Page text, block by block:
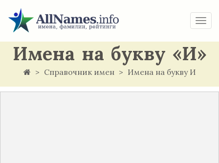
Имена на букву «И»
Справочник имен Имена на букву И